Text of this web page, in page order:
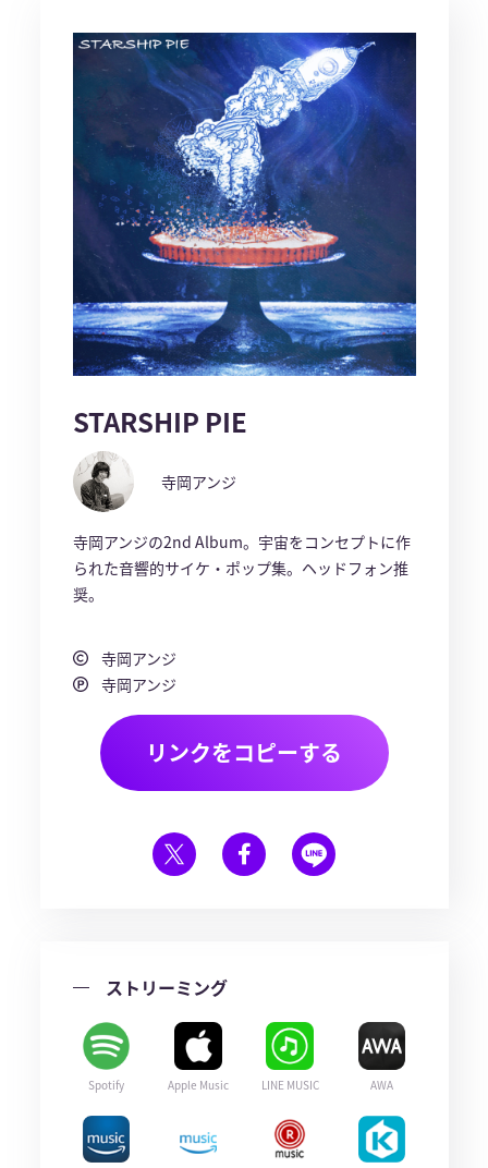
STARSHIP PIE
寺岡アンジ
寺岡アンジの2nd Album。宇宙をコンセプトに作
られた音響的サイケ・ポップ集。ヘッドフォン推
奨。
寺岡アンジ
寺岡アンジ
リンクをコピーする
ストリーミング
Spotify Apple Music LINE MUSIC AWA